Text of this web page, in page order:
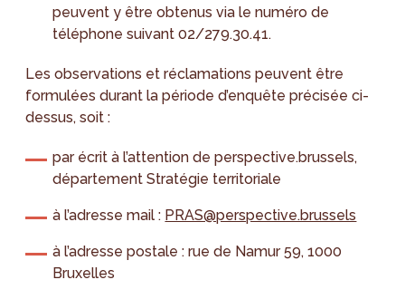
peuvent y être obtenus via le numéro de
téléphone suivant 02/279.30.41.
Les observations et réclamations peuvent être
formulées durant la période d’enquête précisée ci-
dessus, soit :
par écrit à l’attention de perspective.brussels,
département Stratégie territoriale
à l’adresse mail : PRAS@perspective.brussels
à l’adresse postale : rue de Namur 59, 1000
Bruxelles